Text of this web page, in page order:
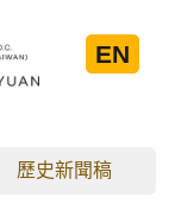
EN
歷史新聞稿